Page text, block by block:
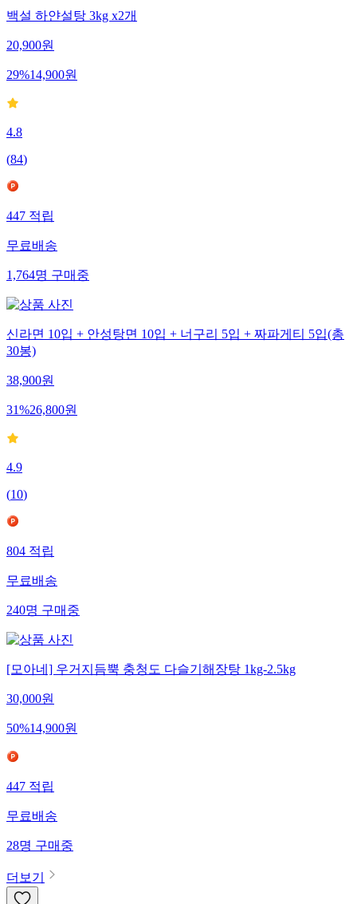
백설 하얀설탕 3kg x2개
20,900원
29%14,900원
4.8
(84)
447적립
무료배송
1,764명구매중
신라면 10입 + 안성탕면 10입 + 너구리 5입 + 짜파게티 5입(총
30봉)
38,900원
31%26,800원
4.9
(10)
804적립
무료배송
240명구매중
[모아네] 우거지듬뿍 충청도 다슬기해장탕 1kg-2.5kg
30,000원
50%14,900원
447적립
무료배송
28명구매중
더보기